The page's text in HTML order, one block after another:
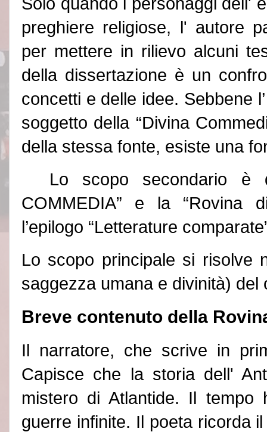
Solo quando i personaggi dell '
preghiere religiose, l ' autore
per mettere in rilievo alcuni
della dissertazione è un
concetti e delle idee. Sebbene
soggetto della “Divina
della stessa fonte, esiste una
Lo scopo secondario è
COMMEDIA” e la “Rovina
l’epilogo “Letterature
Lo scopo principale si risolve
saggezza umana e divinità)
Breve contenuto della
Il narratore, che scrive in
Capisce che la storia dell'
mistero di Atlantide. Il tempo
guerre infinite. Il poeta ricorda